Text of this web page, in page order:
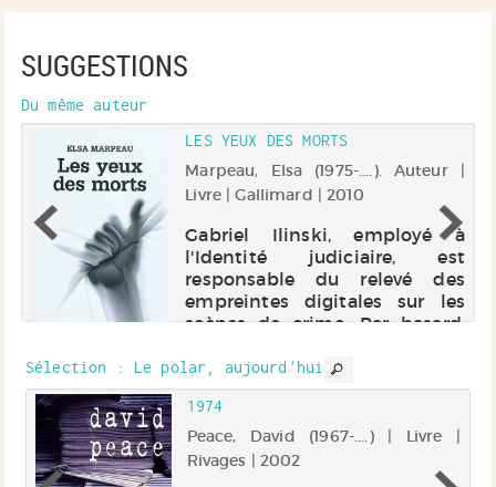
SUGGESTIONS
Du même auteur
LES YEUX DES MORTS
Marpeau, Elsa (1975-....). Auteur |
Livre | Gallimard | 2010
Gabriel Ilinski, employé à
l'Identité judiciaire, est
responsable du relevé des
empreintes digitales sur les
scènes de crime. Par hasard,
toxicomane près de l'hôpital
Lariboisière à Paris, Gabriel
commence...
Sélection : Le polar, aujourd'hui
1974
Peace, David (1967-....) | Livre |
Rivages | 2002